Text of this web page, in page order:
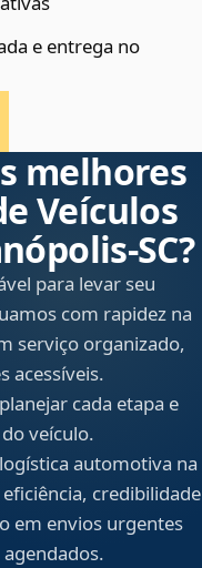
e entrega no
melhores
Veículos
para levar seu
com rapidez na
serviço organizado,
acessíveis.
cada etapa e
veículo.
automotiva na
credibilidade
em envios urgentes